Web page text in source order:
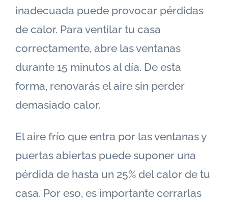
inadecuada puede provocar pérdidas
de calor. Para ventilar tu casa
correctamente, abre las ventanas
durante 15 minutos al día. De esta
forma, renovarás el aire sin perder
demasiado calor.
El aire frío que entra por las ventanas y
puertas abiertas puede suponer una
pérdida de hasta un 25% del calor de tu
casa. Por eso, es importante cerrarlas